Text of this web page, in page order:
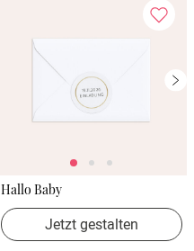
Hallo Baby
Jetzt gestalten